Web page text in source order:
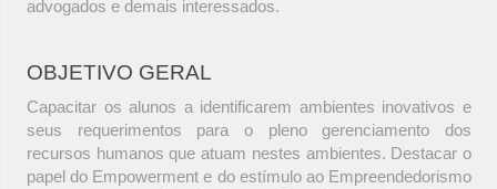
advogados e demais interessados.
OBJETIVO GERAL
Capacitar os alunos a identificarem ambientes inovativos e
seus requerimentos para o pleno gerenciamento dos
recursos humanos que atuam nestes ambientes. Destacar o
papel do Empowerment e do estímulo ao Empreendedorismo